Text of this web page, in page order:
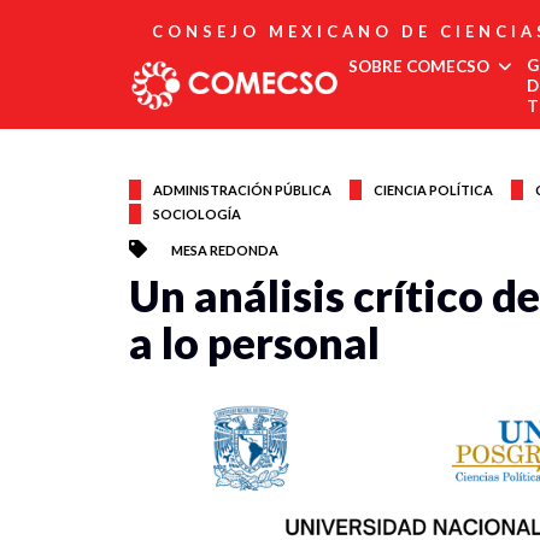
CONSEJO MEXICANO DE
SOBRE COMECSO
Asociados
Publicaciones
Comité Editorial
Boletín
ADMINISTRACIÓN PÚBLICA CIENCIA POLÍTICA
SOCIOLOGÍA
MESA REDONDA
Un análisis crítico
a lo personal